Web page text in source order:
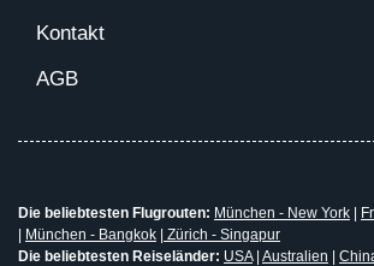
Kontakt
AGB
Die beliebtesten Flugrouten: München - New York
München - Bangkok
Zürich - Singapur
Die beliebtesten Reiseländer: USA| Australien